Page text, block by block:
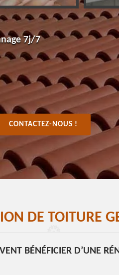
7j/7
CONTACTEZ-NOUS !
DE TOITURE
BÉNÉFICIER D’UNE